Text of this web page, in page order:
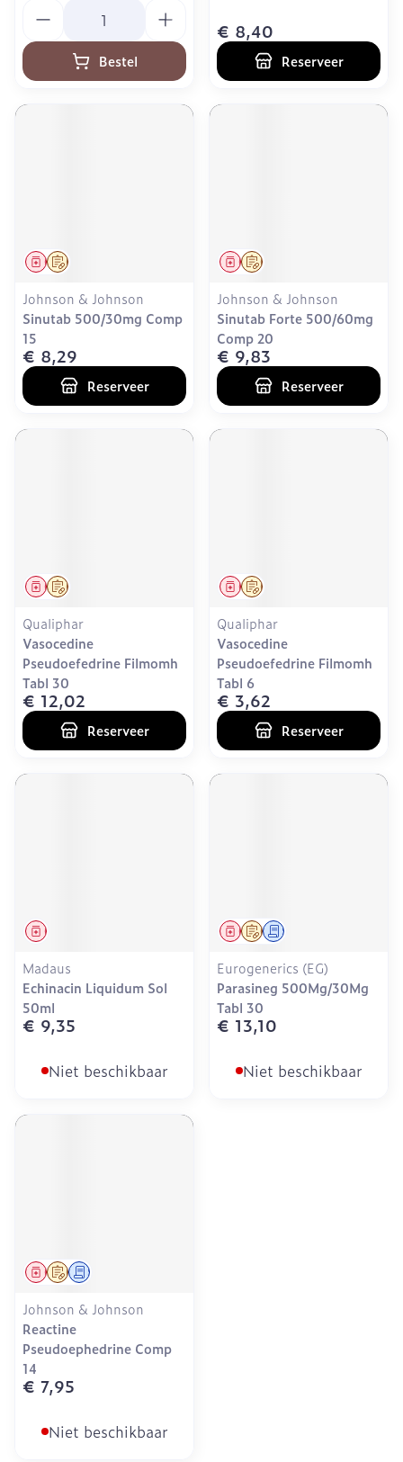
Bestel
€ 8,40
Reserveer
Op voorschrift
Geneesmiddel
Johnson & Johnson
Sinutab 500/30mg Comp
15
€ 8,29
Reserveer
Op voorschrift
Geneesmiddel
Johnson & Johnson
Sinutab Forte 500/60mg
Comp 20
€ 9,83
Reserveer
Op voorschrift
Geneesmiddel
Qualiphar
Vasocedine
Pseudoefedrine Filmomh
Tabl 30
€ 12,02
Reserveer
Op voorschrift
Geneesmiddel
Qualiphar
Vasocedine
Pseudoefedrine Filmomh
Tabl 6
€ 3,62
Reserveer
Geneesmiddel
Madaus
Echinacin Liquidum Sol
50ml
€ 9,35
Niet beschikbaar
Op voorschrift
GeneesmiddelSchriftelijke aanvraag
Eurogenerics (EG)
Parasineg 500Mg/30Mg
Tabl 30
€ 13,10
Niet beschikbaar
Op voorschrift
GeneesmiddelSchriftelijke aanvraag
Johnson & Johnson
Reactine
Pseudoephedrine Comp
14
€ 7,95
Niet beschikbaar